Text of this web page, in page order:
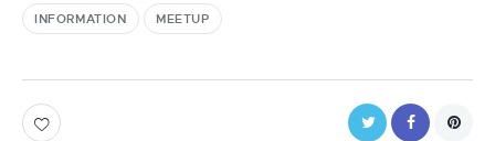
INFORMATION MEETUP
Twitter Facebook